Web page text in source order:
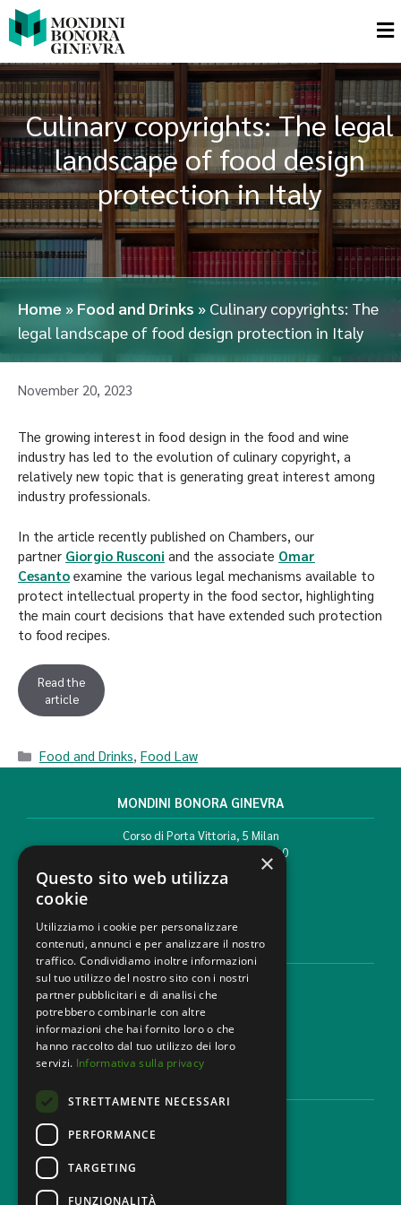
Culinary copyrights: The legal
landscape of food design
protection in Italy
Home» Food and Drinks » Culinary copyrights: The
legal landscape of food design protection in Italy
November 20, 2023
The growing interest in food design in the food and wine
industry has led to the evolution of culinary copyright, a
relatively new topic that is generating great interest among
industry professionals.
In the article recently published on Chambers, our
partner Giorgio Rusconi and the associate Omar
Cesanto examine the various legal mechanisms available to
protect intellectual property in the food sector, highlighting
the main court decisions that have extended such protection
to food recipes.
Read the
article
Food and Drinks, Food Law
MONDINI BONORA GINEVRA
Corso di Porta Vittoria, 5 Milan
T. +39 02 777351 F. +39 02 784510
info@mbg.legal
LEGAL AREAS
Areas of expertise
Industries
Law firm
Contacts
×
Questo sito web utilizza
cookie
Utilizziamo i cookie per personalizzare
contenuti, annunci e per analizzare il nostro
traffico. Condividiamo inoltre informazioni
sul tuo utilizzo del nostro sito con i nostri
partner pubblicitari e di analisi che
potrebbero combinarle con altre
informazioni che hai fornito loro o che
hanno raccolto dal tuo utilizzo dei loro
servizi. Informativa sulla privacy
STRETTAMENTE NECESSARI
PERFORMANCE
TARGETING
FUNZIONALITÀ